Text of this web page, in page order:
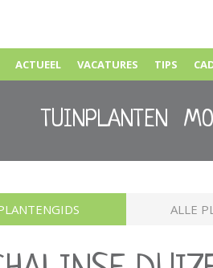
ACTUEEL VACATURES TIPS
TUINPLANTEN
ALLE